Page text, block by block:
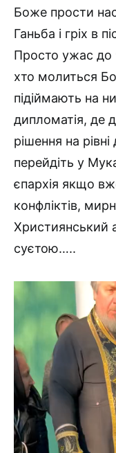
Боже прости
Ганьба і гріх в
Просто ужас
хто молиться
підіймають на
дипломатія, де
рішення на
перейдіть у
єпархія якщо
конфліктів,
Християнський
суєтою…..